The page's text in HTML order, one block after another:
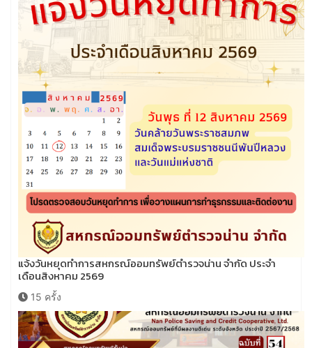
แจ้งวันหยุดทำการสหกรณ์ออมทรัพย์ตำรวจน่าน จำกัด ประจำ
เดือนสิงหาคม 2569
15 ครั้ง